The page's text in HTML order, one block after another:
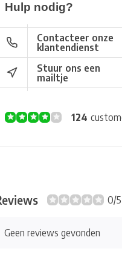
Hulp nodig?
Contacteer onze
klantendienst
Stuur ons een
mailtje
124
0/5
Geen reviews gevonden